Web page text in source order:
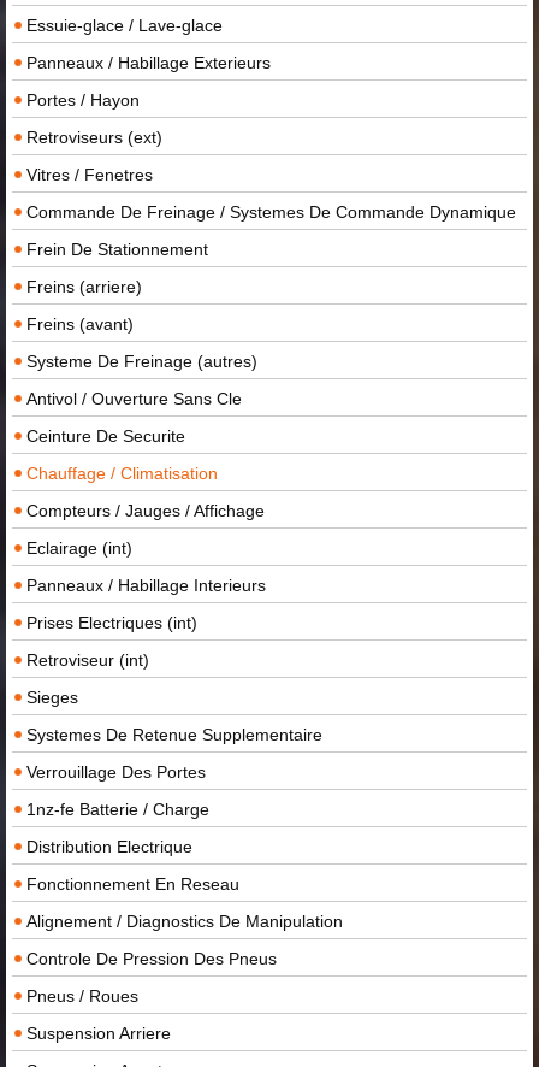
Essuie-glace / Lave-glace
Panneaux / Habillage Exterieurs
Portes / Hayon
Retroviseurs (ext)
Vitres / Fenetres
Commande De Freinage / Systemes De Commande Dynamique
Frein De Stationnement
Freins (arriere)
Freins (avant)
Systeme De Freinage (autres)
Antivol / Ouverture Sans Cle
Ceinture De Securite
Chauffage / Climatisation
Compteurs / Jauges / Affichage
Eclairage (int)
Panneaux / Habillage Interieurs
Prises Electriques (int)
Retroviseur (int)
Sieges
Systemes De Retenue Supplementaire
Verrouillage Des Portes
1nz-fe Batterie / Charge
Distribution Electrique
Fonctionnement En Reseau
Alignement / Diagnostics De Manipulation
Controle De Pression Des Pneus
Pneus / Roues
Suspension Arriere